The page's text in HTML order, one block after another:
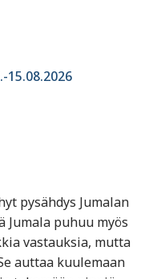
15.08.2026
pysähdys Jumalan
Jumala puhuu myös
vastauksia, mutta
auttaa kuulemaan